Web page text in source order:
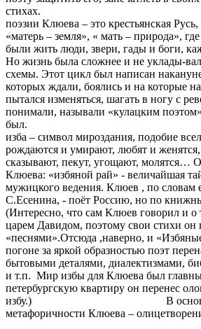
стихах.
поэзии Клюева – это крестьянская
«матерь – земля», « мать – природа»,
были жить люди, звери, гады и боги,
Но жизнь была сложнее и не уклады-
схемы. Этот цикл был написан
которых ждали, боялись и на которые
пытался изменяться, шагать в ногу с
понимали, называли «кулацким
был. Для
изба – символ мироздания, подобие
рождаются и умирают, любят и
сказывают, пекут, угощают, молятся…
Клюева: «избяной рай» - величайшая
мужицкого ведения. Клюев , по словам
С.Есенина, - поёт Россию, но по
(Интересно, что сам Клюев говорил и о
царем Давидом, поэтому свои стихи он
«песнями».Отсюда ,наверно, и
погоне за яркой образностью поэт
бытовыми деталями, диалектизмами,
и т.п. Мир избы для Клюева был
петербургскую квартиру он перенес
избу.) В основе
метафоричности Клюева –